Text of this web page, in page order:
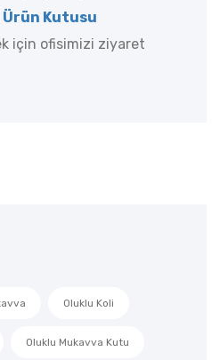
Kutusu
için ofisimizi ziyaret
Oluklu Koli
Oluklu Mukavva Kutu